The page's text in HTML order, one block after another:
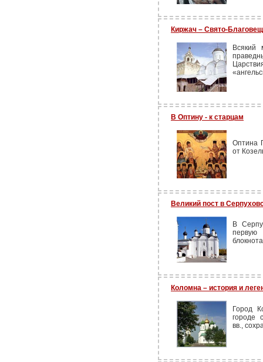
Киржач – Свято-
Всякий
В Оптину - к старцам
Оптина
от
Великий пост в
В
первую
Коломна – история и
Город
городе
вв.,